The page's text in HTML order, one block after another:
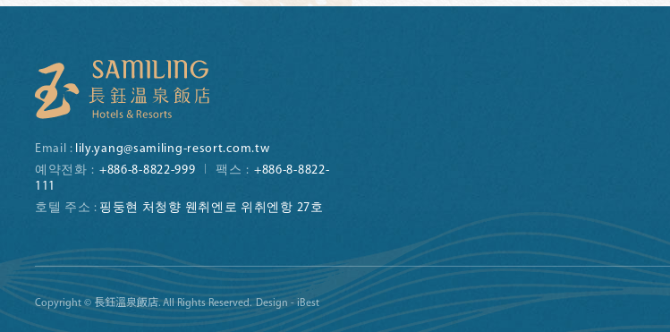
Email : lily.yang@samiling-resort.com.tw
예약전화 : +886-8-8822-999 팩스 : +886-8-8822-
111
호텔 주소 : 핑둥현 처청향 웬취엔로 위취엔항 27호
Copyright © 長鈺溫泉飯店. All Rights Reserved. Design - iBest